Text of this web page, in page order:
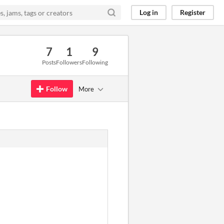
Log in Register
7
Posts
1
Followers
9
Following
Follow More